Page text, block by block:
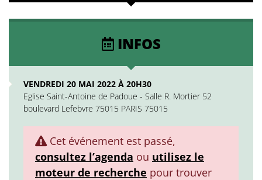
INFOS
VENDREDI 20 MAI 2022 À 20H30
Eglise Saint-Antoine de Padoue - Salle R. Mortier 52
boulevard Lefebvre 75015 PARIS 75015
Cet événement est passé,
consultez l’agenda ou utilisez le
moteur de recherche pour trouver